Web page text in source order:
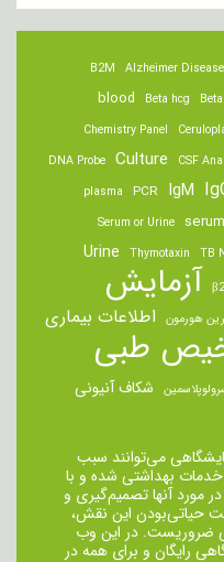
Alzheimer Disease
B2M
Beta hcg
blood
Chemistry Panel
CSF
Culture
DNA Probe
IgM
PCR
plasma
serum
Serum or Urine
TB
Thymotaxin
Urine
آزمایش
هورمون اطلاعات بیماری
طبی
شکاف آنیونی
می‌توانند سبب
خدمات بهداشتی شده و با
مورد آنها تصمیم‌گیری و
حیاتی‌بودن این نقش،
ضروریست. در این وب
رایگان و برای همه در